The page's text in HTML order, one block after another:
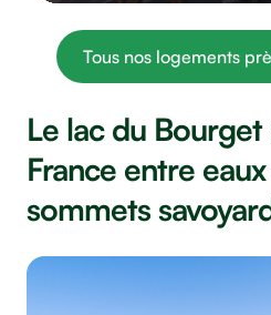
Tous nos logements
Le lac du
France entre
sommets